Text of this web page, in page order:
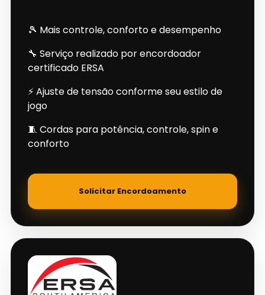
🎾 Mais controle, conforto e desempenho
🔧 Serviço realizado por encordoador
certificado ERSA
⚡ Ajuste de tensão conforme seu estilo de
jogo
🧵 Cordas para potência, controle, spin e
conforto
Solicitar Encordoamento